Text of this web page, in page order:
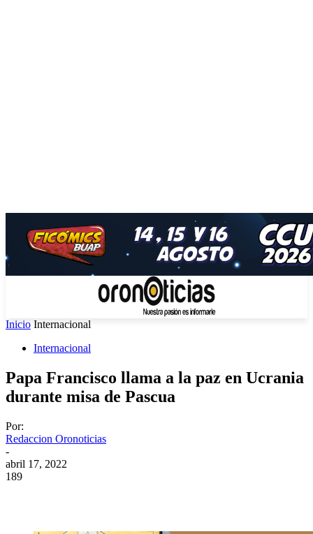
Inicio Internacional
Internacional
Papa Francisco llama a la paz en Ucrania
durante misa de Pascua
Por:
Redaccion Oronoticias
-
abril 17, 2022
189